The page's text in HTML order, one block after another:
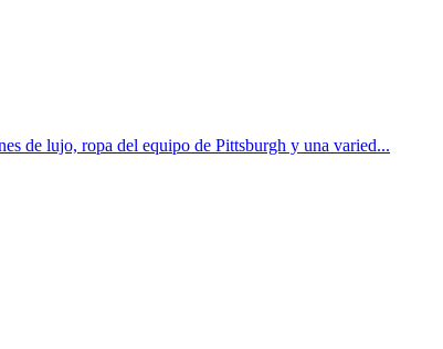
de lujo, ropa del equipo de Pittsburgh y una varied...